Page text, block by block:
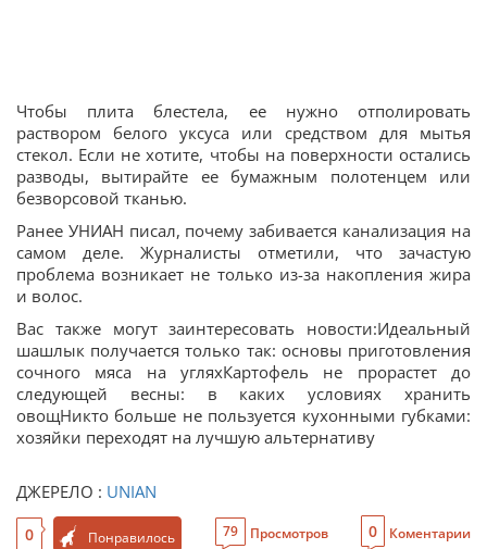
Чтобы плита блестела, ее нужно отполировать
раствором белого уксуса или средством для мытья
стекол. Если не хотите, чтобы на поверхности остались
разводы, вытирайте ее бумажным полотенцем или
безворсовой тканью.
Ранее УНИАН писал, почему забивается канализация на
самом деле. Журналисты отметили, что зачастую
проблема возникает не только из-за накопления жира
и волос.
Вас также могут заинтересовать новости:Идеальный
шашлык получается только так: основы приготовления
сочного мяса на угляхКартофель не прорастет до
следующей весны: в каких условиях хранить
овощНикто больше не пользуется кухонными губками:
хозяйки переходят на лучшую альтернативу
ДЖЕРЕЛО : UNIAN
0 Понравилось 79 Просмотров 0 Коментарии